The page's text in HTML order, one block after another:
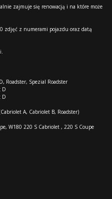
zajmuje się renowacją i na które może
zdjęć z numerami pojazdu oraz datą
Roadster, Spezial Roadster
D
D
A, Cabriolet B, Roadster)
W180 220 S Cabriolet , 220 S Coupe